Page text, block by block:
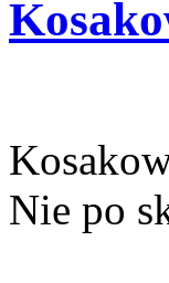
Nie po